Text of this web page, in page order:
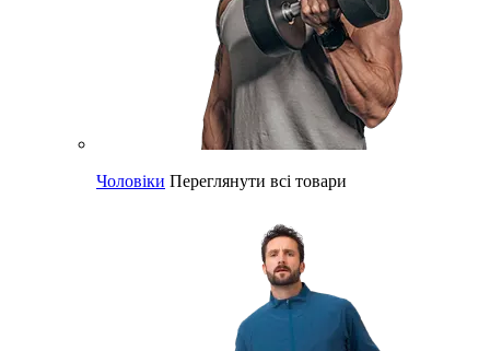
Чоловіки Переглянути всі товари